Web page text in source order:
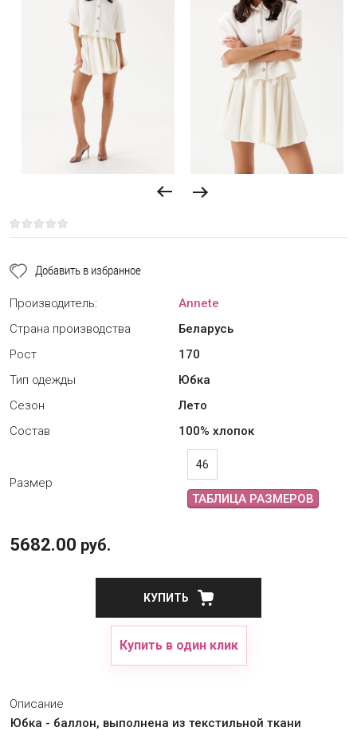
Добавить в избранное
Производитель:
Annete
Страна производства
Беларусь
Рост
170
Тип одежды
Юбка
Сезон
Лето
Состав
100% хлопок
Размер
46
ТАБЛИЦА РАЗМЕРОВ
5682.00 руб.
КУПИТЬ
Купить в один клик
Описание
Юбка - баллон, выполнена из текстильной ткани